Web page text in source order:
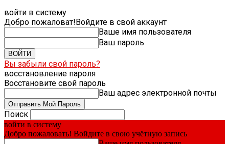
войти в систему
Добро пожаловат!Войдите в свой аккаунт
Ваше имя пользователя
Ваш пароль
Вы забыли свой пароль?
восстановление пароля
Восстановите свой пароль
Ваш адрес электронной почты
Поиск
войти в систему
Добро пожаловать! Войдите в свою учётную запись